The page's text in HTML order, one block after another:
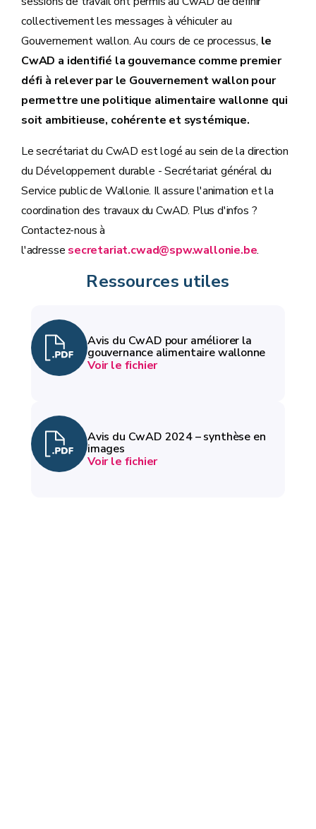
collectivement les messages à véhiculer au
Gouvernement wallon. Au cours de ce processus, le
CwAD a identifié la gouvernance comme premier
défi à relever par le Gouvernement wallon pour
permettre une politique alimentaire wallonne qui
soit ambitieuse, cohérente et systémique.
Le secrétariat du CwAD est logé au sein de la direction
du Développement durable - Secrétariat général du
Service public de Wallonie. Il assure l'animation et la
coordination des travaux du CwAD. Plus d'infos ?
Contactez-nous à
l'adresse secretariat.cwad@spw.wallonie.be.
Ressources utiles
Avis du CwAD pour améliorer la
gouvernance alimentaire wallonne
Voir le fichier
Avis du CwAD 2024 – synthèse en
images
Voir le fichier